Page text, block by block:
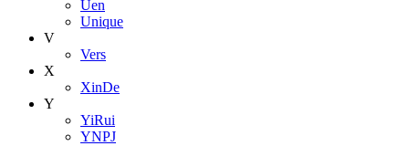
Uen
Unique
V
Vers
X
XinDe
Y
YiRui
YNPJ